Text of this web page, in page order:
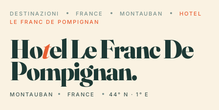
DESTINAZIONI FRANCE MONTAUBAN
HOTEL
LE FRANC DE POMPIGNAN
Hotel Le Franc De
Pompignan.
MONTAUBAN FRANCE 44° N · 1° E